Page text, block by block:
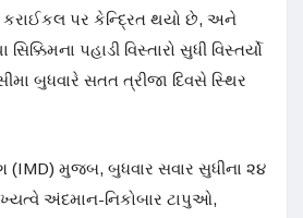
કરાઈકલ પર કેન્દ્રિત થયો છે, અને
પહાડી વિસ્તારો સુધી વિસ્તર્યો
બુધવારે સતત ત્રીજા દિવસે સ્થિર
(IMD) મુજબ, બુધવાર સવાર સુધીના ૨૪
અંદમાન-નિકોબાર ટાપુઓ,